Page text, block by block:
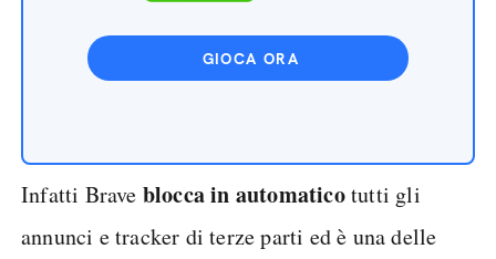
GIOCA ORA
Infatti Brave blocca in automaticotutti gli
annunci e tracker di terze parti ed è una delle